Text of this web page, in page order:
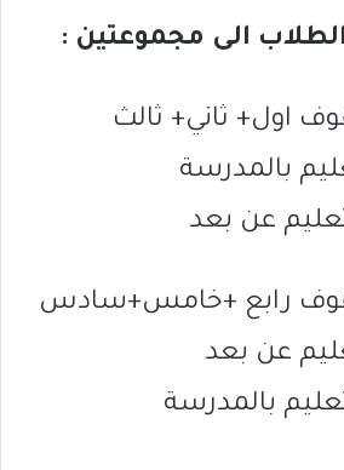
الى مجموعتين :
اول+ ثاني+ ثالث
بالمدرسة
عن بعد
رابع +خامس+سادس
عن بعد
بالمدرسة